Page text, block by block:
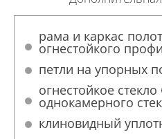
рама и каркас
огнестойкого
петли на упорных
огнестойкое
однокамерного
клиновидный